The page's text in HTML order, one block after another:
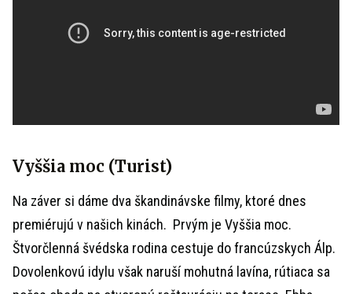
Vyššia moc (Turist)
Na záver si dáme dva škandinávske filmy, ktoré dnes
premiérujú v našich kinách. Prvým je Vyššia moc.
Štvorčlenná švédska rodina cestuje do francúzskych Álp.
Dovolenkovú idylu však naruší mohutná lavína, rútiaca sa